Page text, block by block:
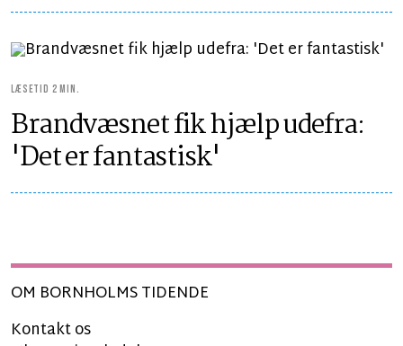
LÆSETID 2 MIN.
Brandvæsnet fik hjælp udefra:
'Det er fantastisk'
OM BORNHOLMS TIDENDE
Kontakt os